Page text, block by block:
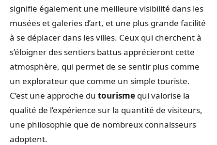
signifie également une meilleure visibilité dans les
musées et galeries d’art, et une plus grande facilité
à se déplacer dans les villes. Ceux qui cherchent à
s’éloigner des sentiers battus apprécieront cette
atmosphère, qui permet de se sentir plus comme
un explorateur que comme un simple touriste.
C’est une approche du tourisme qui valorise la
qualité de l’expérience sur la quantité de visiteurs,
une philosophie que de nombreux connaisseurs
adoptent.